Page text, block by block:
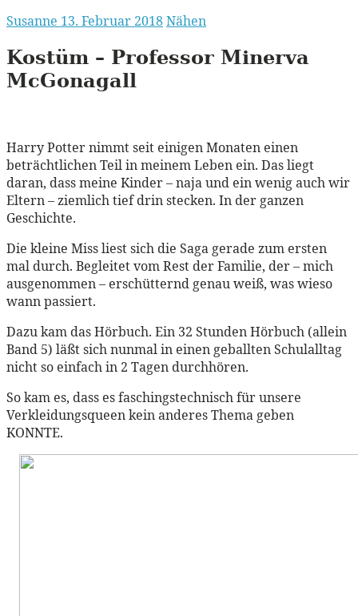
Susanne 13. Februar 2018Nähen
Kostüm – Professor Minerva
McGonagall
Harry Potter nimmt seit einigen Monaten einen
beträchtlichen Teil in meinem Leben ein. Das liegt
daran, dass meine Kinder – naja und ein wenig auch wir
Eltern – ziemlich tief drin stecken. In der ganzen
Geschichte.
Die kleine Miss liest sich die Saga gerade zum ersten
mal durch. Begleitet vom Rest der Familie, der – mich
ausgenommen – erschütternd genau weiß, was wieso
wann passiert.
Dazu kam das Hörbuch. Ein 32 Stunden Hörbuch (allein
Band 5) läßt sich nunmal in einen geballten Schulalltag
nicht so einfach in 2 Tagen durchhören.
So kam es, dass es faschingstechnisch für unsere
Verkleidungsqueen kein anderes Thema geben
KONNTE.